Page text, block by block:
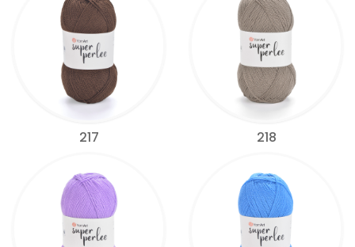
217 218